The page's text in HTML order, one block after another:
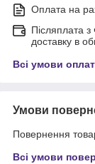
Оплата на
Післяплата
доставку в
Всі умови
Умови
Повернення
Всі умови